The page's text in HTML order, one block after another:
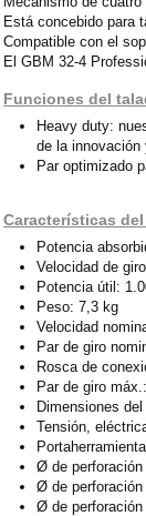
Está concebido para
Compatible con el
El GBM 32-4
Funciones del
Heavy duty:
de la innovación
Par optimizado
Características
Potencia
Velocidad de
Potencia útil:
Peso: 7,3 kg
Velocidad
Par de giro
Rosca de
Par de giro
Dimensiones
Tensión,
Ø de
Ø de perforación
Ø de